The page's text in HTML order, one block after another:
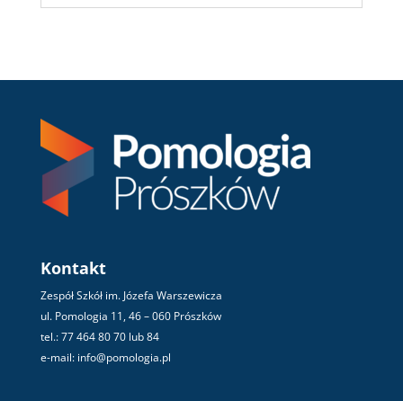
Kontakt
Zespół Szkół im. Józefa Warszewicza
ul. Pomologia 11, 46 – 060 Prószków
tel.: 77 464 80 70 lub 84
e-mail: info@pomologia.pl